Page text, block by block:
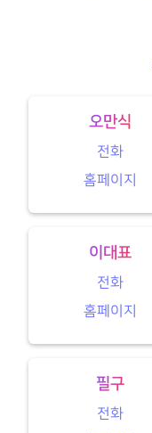
오만식
전화
홈페이지
이대표
전화
홈페이지
필구
전화